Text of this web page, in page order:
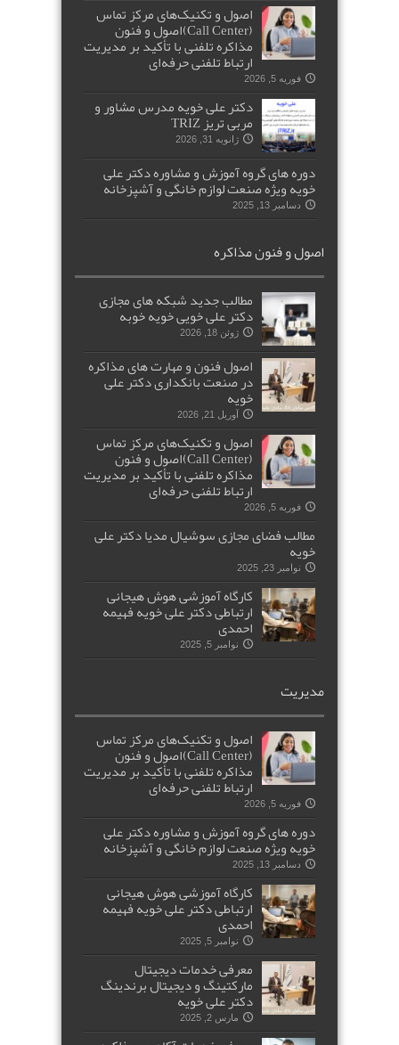
اصول و تکنیک‌های مرکز تماس
(Call Center)اصول و فنون
مذاکره تلفنی با تأکید بر مدیریت
ارتباط تلفنی حرفه‌ای
فوریه 5, 2026
دکتر علی خویه مدرس مشاور و
مربی تریز TRIZ
ژانویه 31, 2026
دوره های گروه آموزش و مشاوره دکتر علی
خویه ویژه صنعت لوازم خانگی و آشپزخانه
دسامبر 13, 2025
اصول و فنون مذاکره
مطالب جدید شبکه های مجازی
دکتر علی خویی خویه خوبه
ژوئن 18, 2026
اصول فنون و مهارت های مذاکره
در صنعت بانکداری دکتر علی
خویه
آوریل 21, 2026
اصول و تکنیک‌های مرکز تماس
(Call Center)اصول و فنون
مذاکره تلفنی با تأکید بر مدیریت
ارتباط تلفنی حرفه‌ای
فوریه 5, 2026
مطالب فضای مجازی سوشیال مدیا دکتر علی
خویه
نوامبر 23, 2025
کارگاه آموزشی هوش هیجانی
ارتباطی دکتر علی خویه فهیمه
احمدی
نوامبر 5, 2025
مدیریت
اصول و تکنیک‌های مرکز تماس
(Call Center)اصول و فنون
مذاکره تلفنی با تأکید بر مدیریت
ارتباط تلفنی حرفه‌ای
فوریه 5, 2026
دوره های گروه آموزش و مشاوره دکتر علی
خویه ویژه صنعت لوازم خانگی و آشپزخانه
دسامبر 13, 2025
کارگاه آموزشی هوش هیجانی
ارتباطی دکتر علی خویه فهیمه
احمدی
نوامبر 5, 2025
معرفی خدمات دیجیتال
مارکتینگ و دیجیتال برندینگ
دکتر علی خویه
مارس 2, 2025